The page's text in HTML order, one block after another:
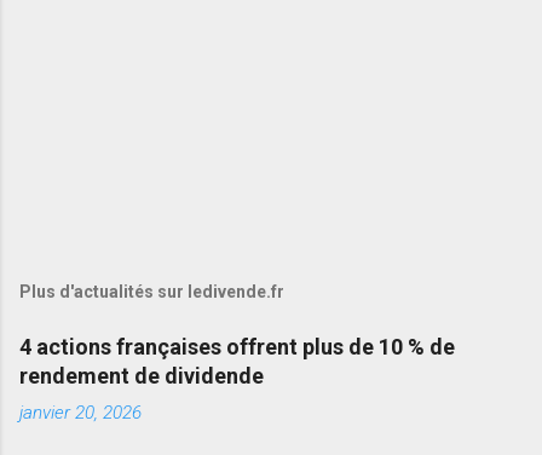
Plus d'actualités sur ledivende.fr
4 actions françaises offrent plus de 10 % de
rendement de dividende
janvier 20, 2026